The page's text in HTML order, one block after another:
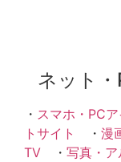
ネット
・ スマホ・PC
トサイト
・ 漫
TV ・ 写真・ア